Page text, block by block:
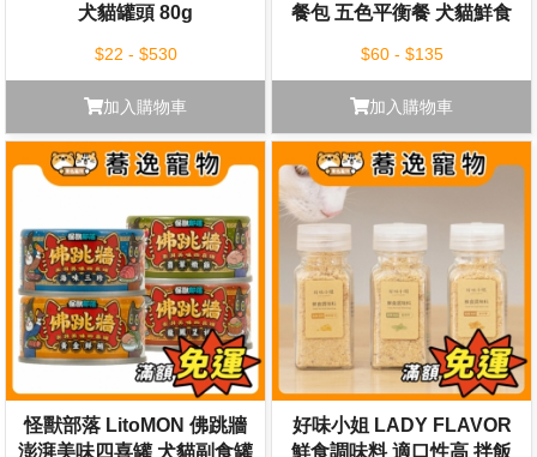
犬貓罐頭 80g
$22 - $530
加入購物車
餐包 五色平衡餐 犬貓鮮食
$60 - $135
加入購物車
怪獸部落 LitoMON 佛跳牆
澎湃美味四喜罐 犬貓副食罐
好味小姐 LADY FLAVOR
鮮食調味料 適口性高 拌飯